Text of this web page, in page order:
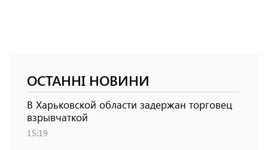
ОСТАННІ НОВИНИ
В Харьковской области задержан торговец
взрывчаткой
15:19